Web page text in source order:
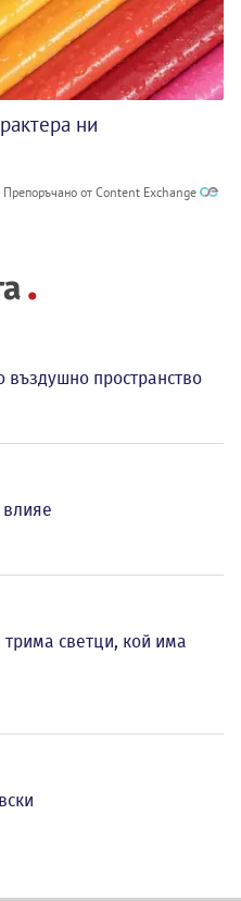
ни
Препоръчано от Content Exchange
въздушно пространство
светци, кой има